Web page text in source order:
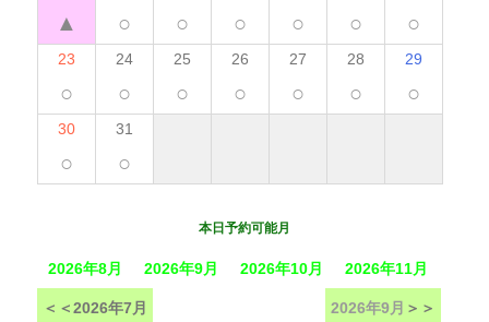
▲ ○ ○ ○ ○ ○ ○
23
○
24
○
25
○
26
○
27
○
28
○
29
○
30
○
31
○
本日予約可能月
2026年8月 2026年9月 2026年10月 2026年11月
＜＜2026年7月 2026年9月 ＞＞